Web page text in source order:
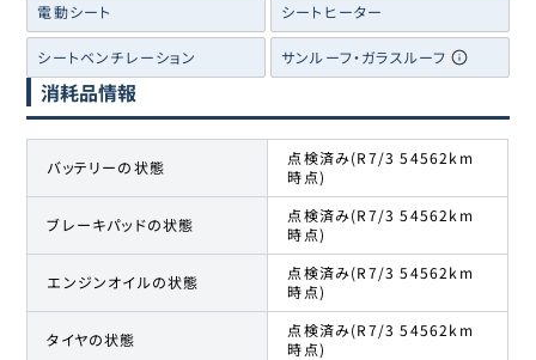
電動シート シートヒーター
シートベンチレーション サンルーフ・ガラスルーフ
消耗品情報
バッテリーの状態
点検済み(R7/3 54562km
時点)
ブレーキパッドの状態
点検済み(R7/3 54562km
時点)
エンジンオイルの状態
点検済み(R7/3 54562km
時点)
タイヤの状態
点検済み(R7/3 54562km
時点)